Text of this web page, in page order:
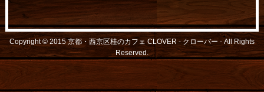
Copyright © 2015京都・西京区桂のカフェ CLOVER - クローバー -All Rights
Reserved.